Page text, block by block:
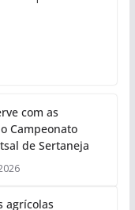
com as
Campeonato
de Sertaneja
agrícolas